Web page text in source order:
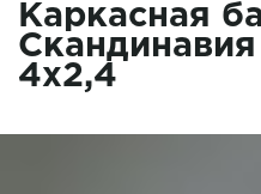
Каркасная
4x2,4